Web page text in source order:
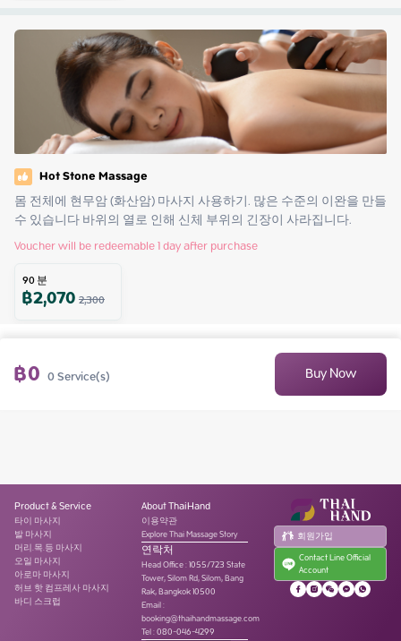
Hot Stone Massage
몸 전체에 현무암 (화산암) 마사지 사용하기. 많은 수준의 이완을 만들
수 있습니다 바위의 열로 인해 신체 부위의 긴장이 사라집니다.
Voucher will be redeemable 1 day after purchase
90분
฿2,0702,300
฿0 0Service(s) Buy Now
Product & Service
타이 마사지
발 마사지
머리.목.등 마사지
오일 마사지
아로마 마사지
허브 핫 컴프레사 마사지
바디 스크럽
About ThaiHand
이용약관
Explore Thai Massage Story
연락처
Head Office:1055/723 State
Tower, Silom Rd, Silom, Bang
Rak, Bangkok 10500
Email :
booking@thaihandmassage.com
Tel:080-046-4299
회원가입
Contact Line Official
Account